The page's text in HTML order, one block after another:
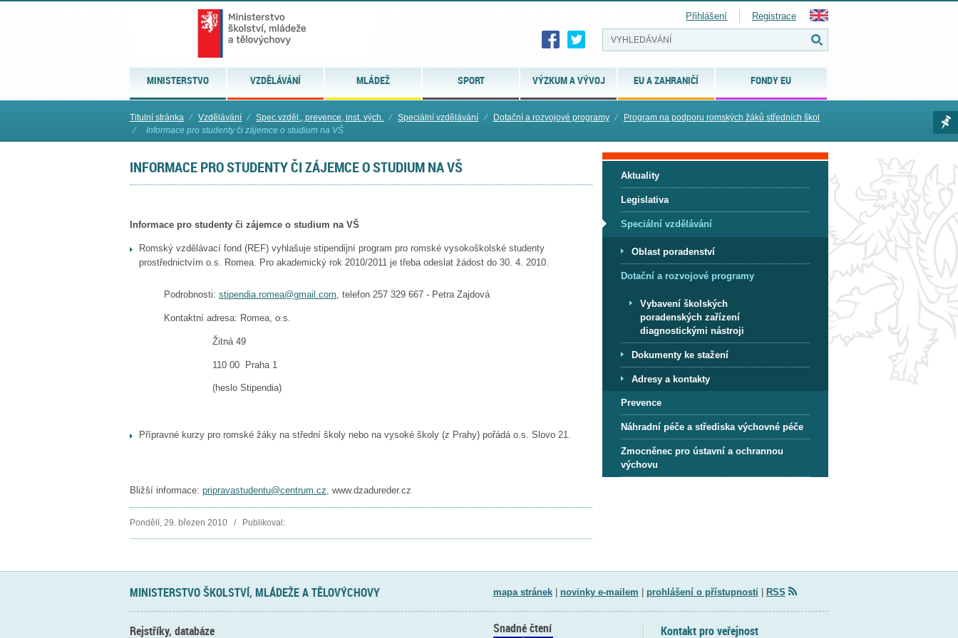
MINISTERSTVO VZDĚLÁVÁNÍ MLÁDEŽ SPORT VÝZKUM A VÝVOJ EU A ZAHRANIČÍ FONDY EU
Přihlášení Registrace
Titulní stránka ⁄ Vzdělávání ⁄ Spec.vzděl., prevence, inst. vých. ⁄ Speciální vzdělávání ⁄ Dotační a rozvojové programy ⁄
Program na podporu romských žáků středních škol
⁄
Informace pro studenty či zájemce o studium na VŠ
INFORMACE PRO STUDENTY ČI ZÁJEMCE O STUDIUM NA VŠ
Informace pro studenty či zájemce o studium na VŠ
Romský vzdělávací fond (REF) vyhlašuje stipendijní program pro romské vysokoškolské studenty
prostřednictvím o.s. Romea. Pro akademický rok 2010/2011 je třeba odeslat žádost do 30. 4. 2010.
Podrobnosti: stipendia.romea@gmail.com, telefon 257 329 667 - Petra Zajdová
Kontaktní adresa: Romea, o.s.
Žitná 49
110 00 Praha 1
(heslo Stipendia)
Přípravné kurzy pro romské žáky na střední školy nebo na vysoké školy (z Prahy) pořádá o.s. Slovo 21.
Bližší informace: pripravastudentu@centrum.cz, www.dzadureder.cz
Pondělí, 29. březen 2010 / Publikoval:
Aktuality
Legislativa
Speciální vzdělávání
Oblast poradenství
Dotační a rozvojové programy
Vybavení školských
poradenských zařízení
diagnostickými nástroji
Dokumenty ke stažení
Adresy a kontakty
Prevence
Náhradní péče a střediska výchovné péče
Zmocněnec pro ústavní a ochrannou
výchovu
MINISTERSTVO ŠKOLSTVÍ, MLÁDEŽE A TĚLOVÝCHOVY mapa stránek| novinky e-mailem prohlášení o přístupnosti RSS
Rejstříky, databáze Kontakt pro veřejnost
Snadné čtení